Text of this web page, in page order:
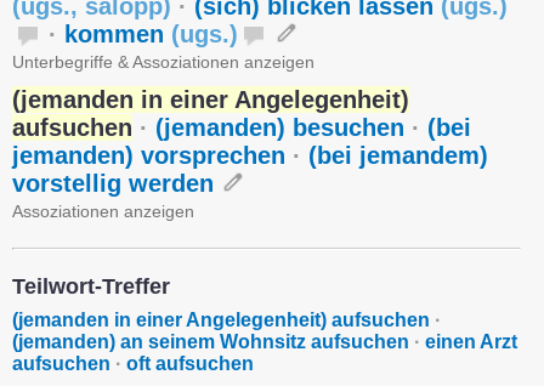
(ugs., salopp) · (sich) blicken lassen (ugs.)
· kommen (ugs.)
Unterbegriffe & Assoziationen anzeigen
(jemanden in einer Angelegenheit)
aufsuchen · (jemanden) besuchen · (bei
jemanden) vorsprechen · (bei jemandem)
vorstellig werden
Assoziationen anzeigen
Teilwort-Treffer
(jemanden in einer Angelegenheit) aufsuchen ·
(jemanden) an seinem Wohnsitz aufsuchen · einen Arzt
aufsuchen · oft aufsuchen